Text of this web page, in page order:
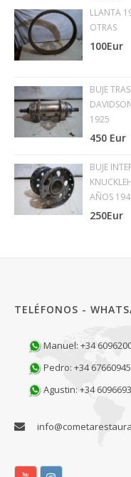
LLANTA
OTRAS
100Eur
BUJE
1925
450 Eur
BUJE
AÑOS
250Eur
TELÉFONOS -
Manuel: +34
Pedro: +34
Agustin: +34